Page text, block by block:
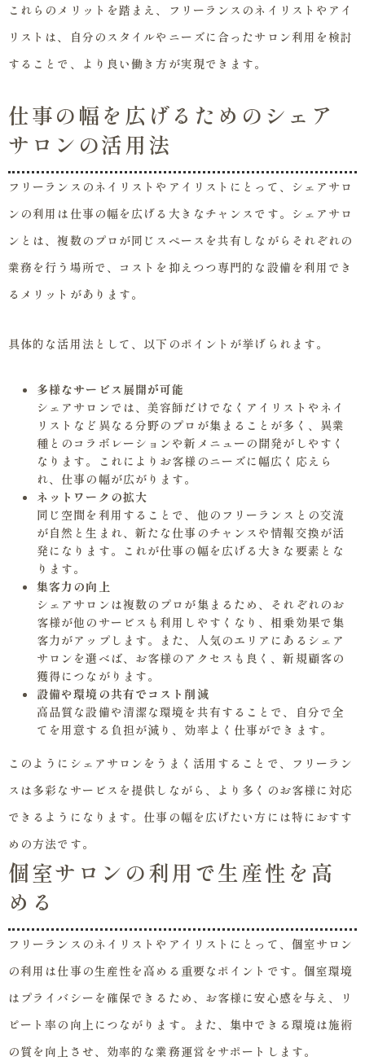
これらのメリットを踏まえ、フリーランスのネイリストやアイ
リストは、自分のスタイルやニーズに合ったサロン利用を検討
することで、より良い働き方が実現できます。
仕事の幅を広げるためのシェア
サロンの活用法
フリーランスのネイリストやアイリストにとって、シェアサロ
ンの利用は仕事の幅を広げる大きなチャンスです。シェアサロ
ンとは、複数のプロが同じスペースを共有しながらそれぞれの
業務を行う場所で、コストを抑えつつ専門的な設備を利用でき
るメリットがあります。
具体的な活用法として、以下のポイントが挙げられます。
多様なサービス展開が可能
シェアサロンでは、美容師だけでなくアイリストやネイ
リストなど異なる分野のプロが集まることが多く、異業
種とのコラボレーションや新メニューの開発がしやすく
なります。これによりお客様のニーズに幅広く応えら
れ、仕事の幅が広がります。
ネットワークの拡大
同じ空間を利用することで、他のフリーランスとの交流
が自然と生まれ、新たな仕事のチャンスや情報交換が活
発になります。これが仕事の幅を広げる大きな要素とな
ります。
集客力の向上
シェアサロンは複数のプロが集まるため、それぞれのお
客様が他のサービスも利用しやすくなり、相乗効果で集
客力がアップします。また、人気のエリアにあるシェア
サロンを選べば、お客様のアクセスも良く、新規顧客の
獲得につながります。
設備や環境の共有でコスト削減
高品質な設備や清潔な環境を共有することで、自分で全
てを用意する負担が減り、効率よく仕事ができます。
このようにシェアサロンをうまく活用することで、フリーラン
スは多彩なサービスを提供しながら、より多くのお客様に対応
できるようになります。仕事の幅を広げたい方には特におすす
めの方法です。
個室サロンの利用で生産性を高
める
フリーランスのネイリストやアイリストにとって、個室サロン
の利用は仕事の生産性を高める重要なポイントです。個室環境
はプライバシーを確保できるため、お客様に安心感を与え、リ
ピート率の向上につながります。また、集中できる環境は施術
の質を向上させ、効率的な業務運営をサポートします。